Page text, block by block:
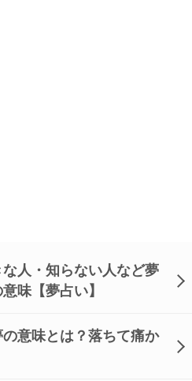
人・知らない人など夢
味【夢占い】
意味とは？落ちて痛か